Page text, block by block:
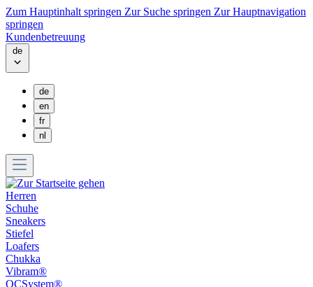
Zum Hauptinhalt springen Zur Suche springen Zur Hauptnavigation
springen
Kundenbetreuung
de
de
en
fr
nl
Herren
Schuhe
Sneakers
Stiefel
Loafers
Chukka
Vibram®
OCSystem®